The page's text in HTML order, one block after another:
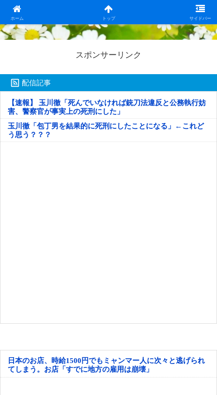
ホーム トップ サイドバー
日本第一！ニュース録
スポンサーリンク
配信記事
【速報】 玉川徹「死んでいなければ銃刀法違反と公務執行妨
害、警察官が事実上の死刑にした」
玉川徹「包丁男を結果的に死刑にしたことになる」←これど
う思う？？？
日本のお店、時給1500円でもミャンマー人に次々と逃げられ
てしまう。お店「すでに地方の雇用は崩壊」